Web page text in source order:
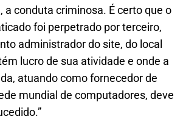
a conduta criminosa. É certo que o
foi perpetrado por terceiro,
administrador do site, do local
lucro de sua atividade e onde a
atuando como fornecedor de
mundial de computadores, deve